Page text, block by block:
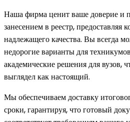
Наша фирма ценит ваше доверие и
занесением в реестр, предоставляя
надлежащего качества. Вы всегда
недорогие варианты для
академические решения для вузов,
выглядел как настоящий.
Мы обеспечиваем доставку
сроки, гарантируя, что готовый